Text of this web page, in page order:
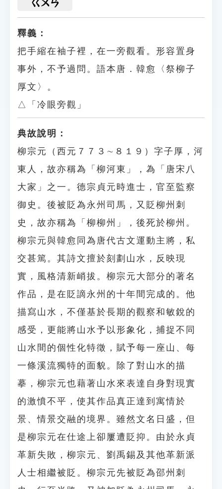
ㄍㄨㄢ
釋義：
把手縮在袖子裡，在一旁觀看。形容置身
事外，不予過問。語本唐．韓愈〈祭柳子
厚文〉。
△「冷眼旁觀」
典故說明：
柳宗元（西元７７３∼８１９）字子厚，河
東人，故亦稱為「柳河東」，為「唐宋八
大家」之一。德宗貞元時進士，官至監察
御史。後被貶為永州司馬，又貶柳州刺
史，故亦稱為「柳柳州」，後死於柳州。
柳宗元與韓愈同為唐代古文運動主將，私
交甚篤。其詩文擅於刻劃山水，反映現
實，風格清新峭拔。柳宗元大部分的著名
作品，是在貶謫永州的十年間完成的。他
描寫山水，不僅基於長期的觀察和敏銳的
感受，更能將山水予以形象化，捕捉不同
山水間的個性化特徵，賦予每一座山、每
一條溪流獨特的面貌。除了對山水的描
摹，柳宗元也藉著山水來表達自身對現實
的激憤不平，使其作品真正達到寓情於
景、情景交融的境界。雖然文名日盛，但
是柳宗元在仕途上卻屢遭貶抑。由於永貞
革新失敗，柳宗元、劉禹錫及其他革新派
人士相繼被貶。柳宗元先被貶為邵州刺